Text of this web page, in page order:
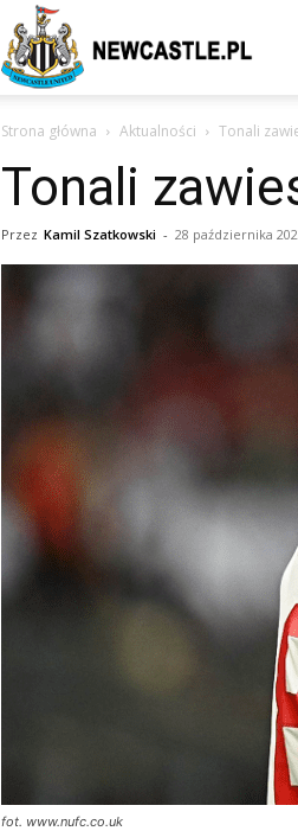
–
–
Strona główna Aktualności Tonali
Tonali
Przez Kamil Szatkowski - 28 października
fot. www.nufc.co.uk